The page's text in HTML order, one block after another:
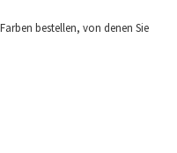
bestellen, von denen Sie